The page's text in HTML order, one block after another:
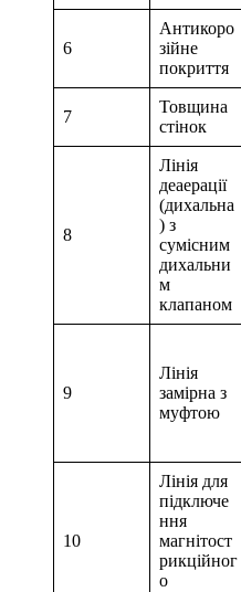
6
Антикоро
зійне
покриття
7
Товщина
стінок
8
Лінія
деаерації
(дихальна
) з
сумісним
дихальни
м
клапаном
9
Лінія
замірна з
муфтою
10
Лінія для
підключе
ння
магнітост
рикційног
о